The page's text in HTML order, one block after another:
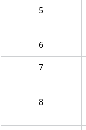
5
6
7
8